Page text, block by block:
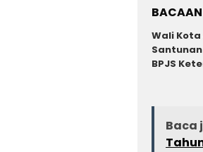
Wali Kota
BPJS
Baca